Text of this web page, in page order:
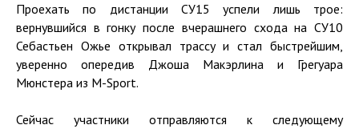
Проехать по дистанции СУ15 успели лишь трое:
вернувшийся в гонку после вчерашнего схода на СУ10
Себастьен Ожье открывал трассу и стал быстрейшим,
уверенно опередив Джоша Макэрлина и Грегуара
Мюнстера из M-Sport.
Сейчас участники отправляются к следующему